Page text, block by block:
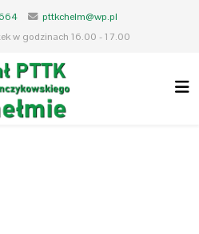
pttkchelm@wp.pl
w godzinach 16.00 - 17.00